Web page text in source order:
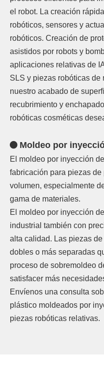
el robot. La creación
robóticos, sensores y
robóticos. Creación de
asistidos por robots y
aplicaciones relativas de
SLS y piezas robóticas
nuestro acabado de
recubrimiento y
robóticas cosméticas
Moldeo por
El moldeo por inyección
fabricación para piezas
volumen, especialmente
gama de materiales.
El moldeo por inyección
industrial también con
alta calidad. Las piezas
dobles o más separadas
proceso de sobremoldeo
satisfacer más
Envíenos una consulta
plástico moldeados por
piezas robóticas relativas.